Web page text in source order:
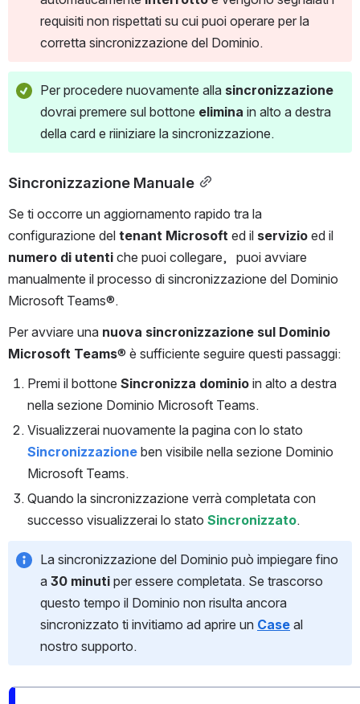
requisiti non rispettati su cui puoi operare per la
corretta sincronizzazione del Dominio.
Per procedere nuovamente alla
dovrai premere sul bottone elimina in alto a destra
della card e riiniziare la sincronizzazione.
Sincronizzazione Manuale
Se ti occorre un aggiornamento rapido tra la
configurazione del tenant Microsoft ed il servizio ed il
numero di utenti che puoi collegare,   puoi avviare
manualmente il processo di sincronizzazione del Dominio
Microsoft Teams®.
Per avviare una nuova sincronizzazione sul Dominio
Microsoft Teams® è sufficiente seguire questi passaggi:
Premi il bottone Sincronizza dominio in alto a destra
nella sezione Dominio Microsoft Teams.
Sincronizzazione ben visibile nella sezione Dominio
Microsoft Teams.
Quando la sincronizzazione verrà completata con
successo visualizzerai lo stato Sincronizzato.
La sincronizzazione del Dominio può impiegare fino
a 30 minuti per essere completata. Se trascorso
questo tempo il Dominio non risulta ancora
sincronizzato ti invitiamo ad aprire un Case al
nostro supporto.